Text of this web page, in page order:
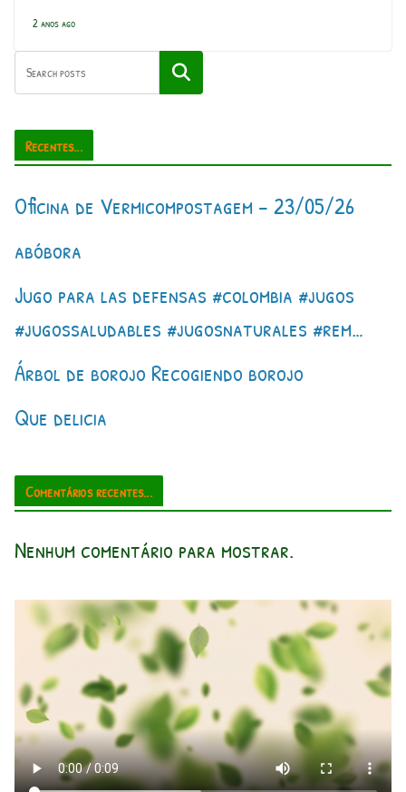
2 anos ago
Pesquisar
Recentes...
Oficina de Vermicompostagem – 23/05/26
abóbora
Jugo para las defensas #colombia #jugos
#jugossaludables #jugosnaturales #rem…
Árbol de borojo Recogiendo borojo
Que delicia
Comentários recentes...
Nenhum comentário para mostrar.